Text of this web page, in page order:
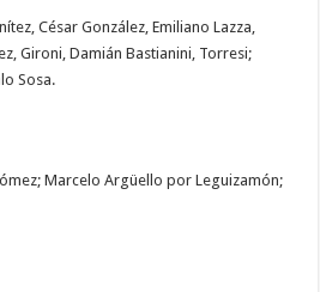
César González, Emiliano Lazza,
Gironi, Damián Bastianini, Torresi;
Sosa.
Marcelo Argüello por Leguizamón;